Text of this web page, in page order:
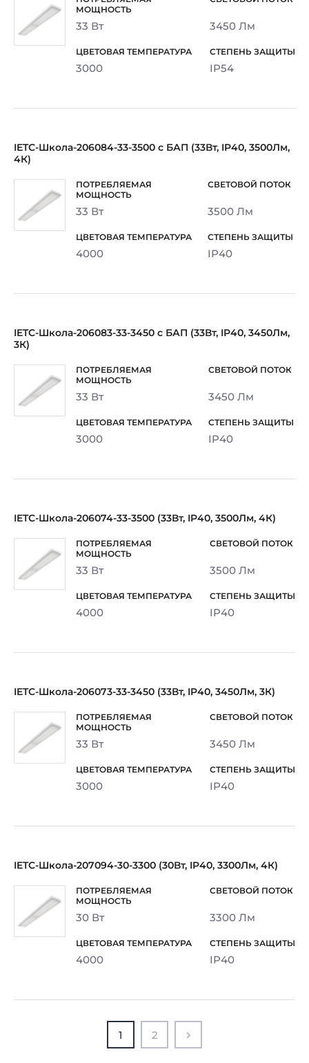
33 Вт 3450 Лм
3000 IP54
IETC-Школа-206084-33-3500 c БАП (33Вт, IP40, 3500Лм,
4К)
33 Вт 3500 Лм
4000 IP40
IETC-Школа-206083-33-3450 c БАП (33Вт, IP40, 3450Лм,
3К)
33 Вт 3450 Лм
3000 IP40
IETC-Школа-206074-33-3500 (33Вт, IP40, 3500Лм, 4К)
33 Вт 3500 Лм
4000 IP40
IETC-Школа-206073-33-3450 (33Вт, IP40, 3450Лм, 3К)
33 Вт 3450 Лм
3000 IP40
IETC-Школа-207094-30-3300 (30Вт, IP40, 3300Лм, 4К)
30 Вт 3300 Лм
4000 IP40
1 2